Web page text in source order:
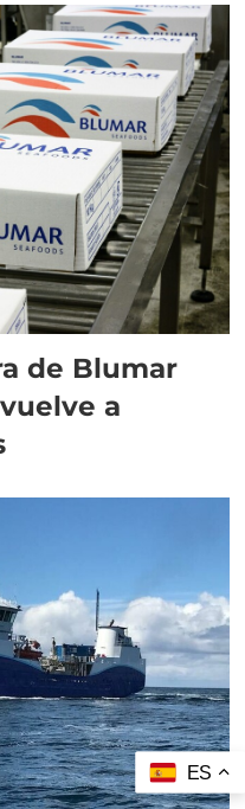
de Blumar
a
ES